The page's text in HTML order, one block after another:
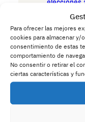
Para ofrecer las mejores
cookies para almacenar y/
consentimiento de estas
comportamiento de
No consentir o retirar el
ciertas características y
mayo 15,
Andalucía
las seis
VOX en
mayo 15,
Andalucía
seis
Podemos